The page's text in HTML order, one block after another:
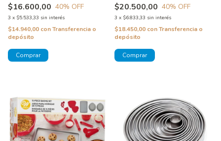
$16.600,00 40% OFF
3 x $5.533,33 sin interés
$14.940,00 conTransferencia o
depósito
$20.500,00 40% OFF
3 x $6.833,33 sin interés
$18.450,00 conTransferencia o
depósito